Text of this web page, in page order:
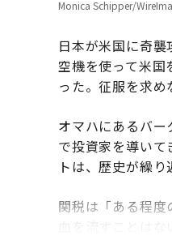
Monica Schipper/
日本が米国に奇
空機を使って米
った。征服を求
オマハにあるバ
で投資家を導い
トは、歴史が繰
関税は「ある程